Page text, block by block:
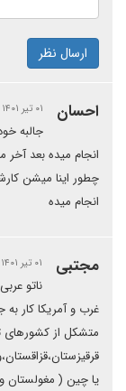
ارسال نظر
احسان ۰۱ تیر ۱۴۰۱ | ۱۰:۳۸
جالبه
انجام میده بعد آخر
چطور اینا میشن
انجام میده
مجتبی ۰۱ تیر ۱۴۰۱ | ۱۱:۲۱
ناتو
غرب و آمریکا کار به
متشکل از کشورهای
یا چین ( مغولستان